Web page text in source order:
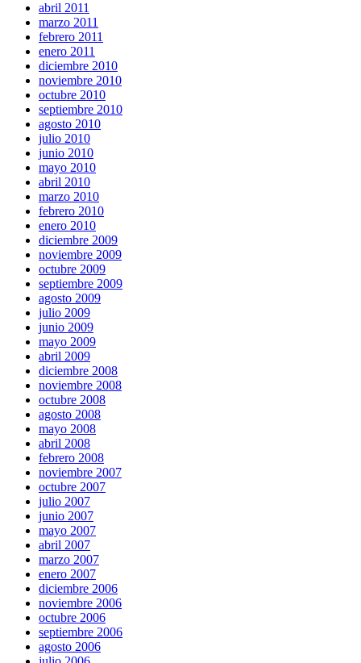
abril 2011
marzo 2011
febrero 2011
enero 2011
diciembre 2010
noviembre 2010
octubre 2010
septiembre 2010
agosto 2010
julio 2010
junio 2010
mayo 2010
abril 2010
marzo 2010
febrero 2010
enero 2010
diciembre 2009
noviembre 2009
octubre 2009
septiembre 2009
agosto 2009
julio 2009
junio 2009
mayo 2009
abril 2009
diciembre 2008
noviembre 2008
octubre 2008
agosto 2008
mayo 2008
abril 2008
febrero 2008
noviembre 2007
octubre 2007
julio 2007
junio 2007
mayo 2007
abril 2007
marzo 2007
enero 2007
diciembre 2006
noviembre 2006
octubre 2006
septiembre 2006
agosto 2006